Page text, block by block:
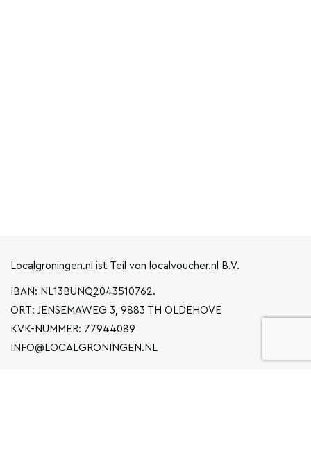
Localgroningen.nl ist Teil von localvoucher.nl B.V.
IBAN: NL13BUNQ2043510762.
ORT: JENSEMAWEG 3, 9883 TH OLDEHOVE
KVK-NUMMER: 77944089
INFO@LOCALGRONINGEN.NL